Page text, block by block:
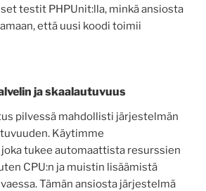
testit PHPUnit:lla, minkä ansiosta
että uusi koodi toimii
ja skaalautuvuus
pilvessä mahdollisti järjestelmän
Käytimme
tukee automaattista resurssien
CPU:n ja muistin lisäämistä
Tämän ansiosta järjestelmä